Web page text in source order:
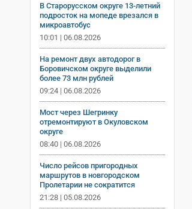
В Старорусском округе 13-летний
подросток на мопеде врезался в
микроавтобус
10:01 | 06.08.2026
На ремонт двух автодорог в
Боровичском округе выделили
более 73 млн рублей
09:24 | 06.08.2026
Мост через Шегринку
отремонтируют в Окуловском
округе
08:40 | 06.08.2026
Число рейсов пригородных
маршрутов в новгородском
Пролетарии не сократится
21:28 | 05.08.2026